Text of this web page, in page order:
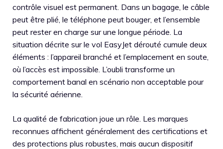
contrôle visuel est permanent. Dans un bagage, le câble
peut être plié, le téléphone peut bouger, et l’ensemble
peut rester en charge sur une longue période. La
situation décrite sur le vol EasyJet dérouté cumule deux
éléments : l’appareil branché et l’emplacement en soute,
où l’accès est impossible. L’oubli transforme un
comportement banal en scénario non acceptable pour
la sécurité aérienne.
La qualité de fabrication joue un rôle. Les marques
reconnues affichent généralement des certifications et
des protections plus robustes, mais aucun dispositif